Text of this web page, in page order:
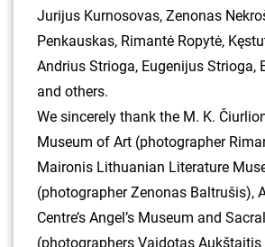
Jurijus Kurnosovas, Zenonas
Penkauskas, Rimantė Ropytė,
Andrius Strioga, Eugenijus Strioga,
and others.
We sincerely thank the M. K.
Museum of Art (photographer
Maironis Lithuanian Literature
(photographer Zenonas Baltrušis),
Centre’s Angel’s Museum and
(photographers Vaidotas